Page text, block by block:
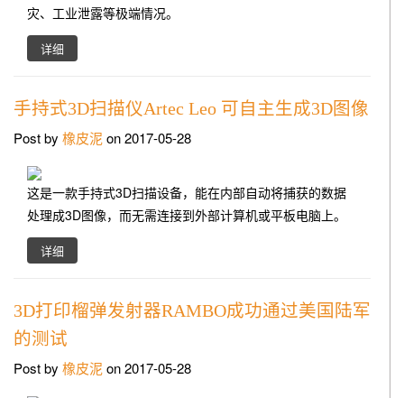
灾、工业泄露等极端情况。
详细
手持式3D扫描仪Artec Leo 可自主生成3D图像
Post by 橡皮泥 on 2017-05-28
这是一款手持式3D扫描设备，能在内部自动将捕获的数据
处理成3D图像，而无需连接到外部计算机或平板电脑上。
详细
3D打印榴弹发射器RAMBO成功通过美国陆军
的测试
Post by 橡皮泥 on 2017-05-28